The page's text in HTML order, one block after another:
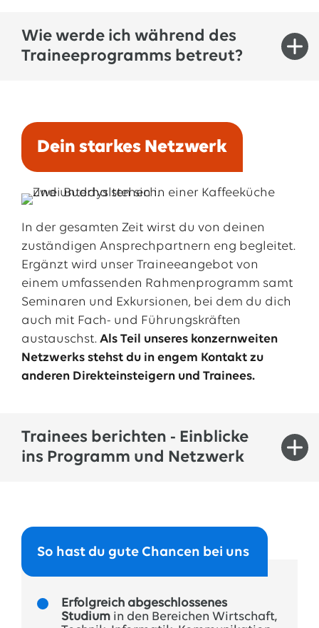
Verhandlungsmanagement, sowie weitere
gezielte persönliche und fachliche
Wie werde ich während des
Traineeprogramms betreut?
Diese Rolle übernehmen Trainees im zweiten
Jahr. Sie erleichtern dir den Einstieg, helfen dir,
dich zurechtzufinden, und erläutern dir das
EWE-Einmaleins.
Sie sind in deiner ersten Station für dich da und
unterstützen dich bei deinem fachlichen
Einstieg. Außerdem steuern sie Ideen für
mögliche Stationen bei.
➔ Traineereferentin / Traineereferent:
Die Traineereferenten und Traineereferentinnen
betreuen das Programm und stehen für alle
Fragen rund um die Organisation und Planung
Entwicklung.
➔ Mentor / Mentorin:
Kompetenzentwicklung zur Seite.
Dein starkes Netzwerk
In der gesamten Zeit wirst du von deinen
zuständigen Ansprechpartnern eng begleitet.
Ergänzt wird unser Traineeangebot von
einem umfassenden Rahmenprogramm samt
Seminaren und Exkursionen, bei dem du dich
auch mit Fach- und Führungskräften
austauschst. Als Teil unseres konzernweiten
Netzwerks stehst du in engem Kontakt zu
anderen Direkteinsteigern und Trainees.
Trainees berichten - Einblicke
ins Programm und Netzwerk
So hast du gute Chancen bei uns
Erfolgreich abgeschlossenes
Studium in den Bereichen Wirtschaft,